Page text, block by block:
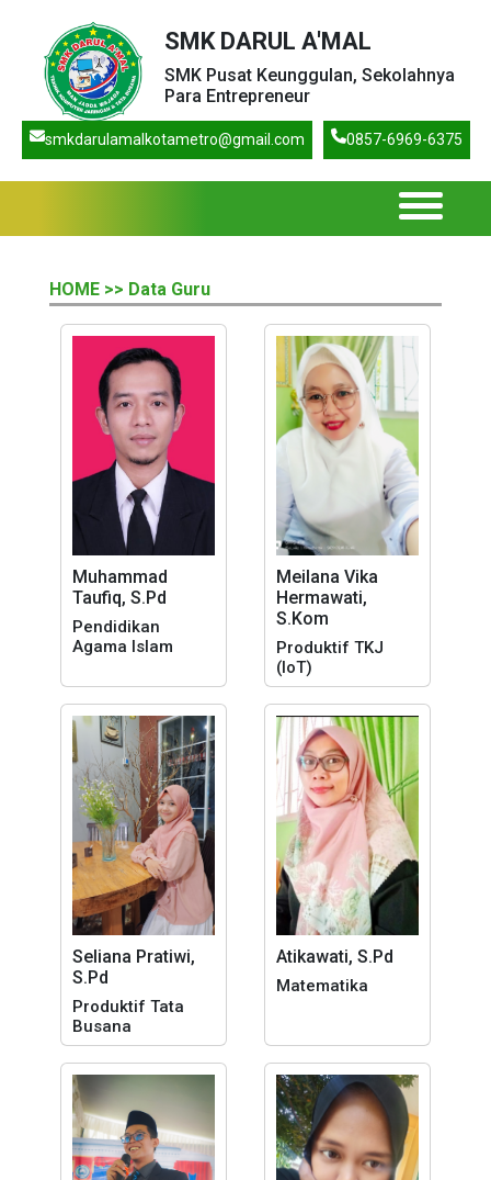
SMK DARUL A'MAL
SMK Pusat Keunggulan, Sekolahnya
Para Entrepreneur
smkdarulamalkotametro@gmail.com 0857-6969-6375
HOME>> Data Guru
Muhammad
Taufiq, S.Pd
Pendidikan
Agama Islam
Meilana Vika
Hermawati,
S.Kom
Produktif TKJ
(IoT)
Seliana Pratiwi,
S.Pd
Produktif Tata
Busana
Atikawati, S.Pd
Matematika